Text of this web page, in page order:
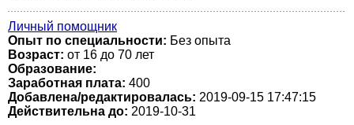
Личный помощник
Опыт по специальности: Без опыта
Возраст: от 16 до 70 лет
Образование:
Заработная плата: 400
Добавлена/редактировалась: 2019-09-15 17:47:15
Действительна до: 2019-10-31